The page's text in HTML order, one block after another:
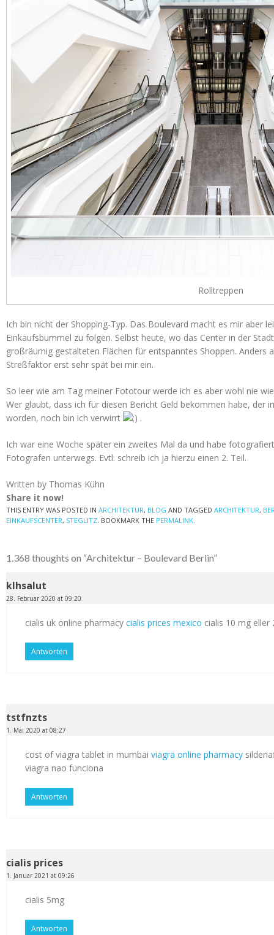
Rolltreppen
Ich bin nicht der Shopping-Typ. Das Boulevard macht es mir aber
Einkaufsbummel zu folgen. Selbst heute, wo das Center in der
großräumig gestalteten Flächen für entspanntes Shoppen. Anders
Streßfaktor erst sehr spät bei mir ein.
So leer wie am Tag meiner Fototour werde ich es aber wohl nie
Wer glaubt, dass ich für diesen Bericht Geld bekommen habe, der
worden, noch bin ich verwirrt
.
Ich war eine Woche später ein zweites Mal da und habe
Fotografen unterwegs. Evtl. schreib ich ja hierzu einen 2. Teil.
Written by Thomas Kühn
Share it now!
THIS ENTRY WAS POSTED IN ARCHITEKTUR, BLOG AND TAGGED ARCHITEKTUR,
EINKAUFSCENTER, STEGLITZ. BOOKMARK THE PERMALINK.
1.368 thoughts on “Architektur – Boulevard Berlin”
klhsalut
28. Februar 2020 at 09:20
cialis uk online pharmacy cialis prices mexico cialis 10 mg
Antworten
tstfnzts
1. Mai 2020 at 08:27
cost of viagra tablet in mumbai viagra online pharmacy
viagra nao funciona
Antworten
cialis prices
1. Januar 2021 at 09:26
cialis 5mg
Antworten